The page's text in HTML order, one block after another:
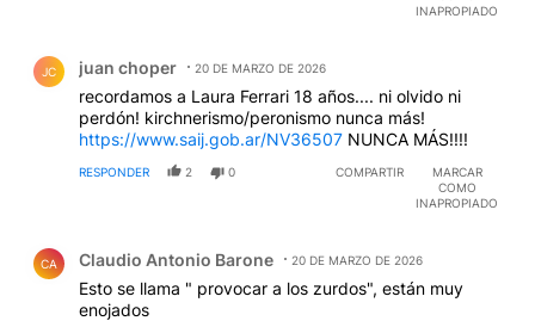
INAPROPIADO
JC juan choper 20 DE MARZO DE 2026
recordamos a Laura Ferrari 18 años.... ni olvido ni
perdón! kirchnerismo/peronismo nunca más!
https://www.saij.gob.ar/NV36507 NUNCA MÁS!!!!
RESPONDER 2 0 COMPARTIR
MARCAR
COMO
INAPROPIADO
CA Claudio Antonio Barone 20 DE MARZO DE 2026
Esto se llama " provocar a los zurdos", están muy
enojados